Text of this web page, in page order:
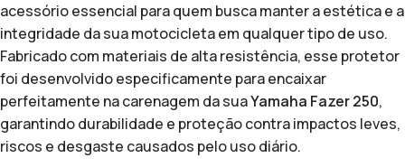
acessório essencial para quem busca manter a estética e a
integridade da sua motocicleta em qualquer tipo de uso.
Fabricado com materiais de alta resistência, esse protetor
foi desenvolvido especificamente para encaixar
perfeitamente na carenagem da suaYamaha Fazer 250,
garantindo durabilidade e proteção contra impactos leves,
riscos e desgaste causados pelo uso diário.